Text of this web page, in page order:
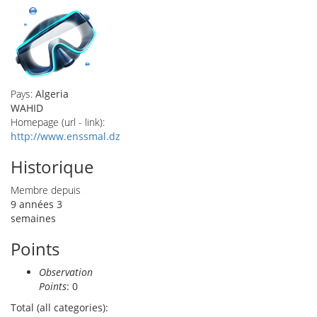
Pays: Algeria
WAHID
Homepage (url - link):
http://www.enssmal.dz
Historique
Membre depuis
9 années 3
semaines
Points
Observation
Points: 0
Total (all categories):